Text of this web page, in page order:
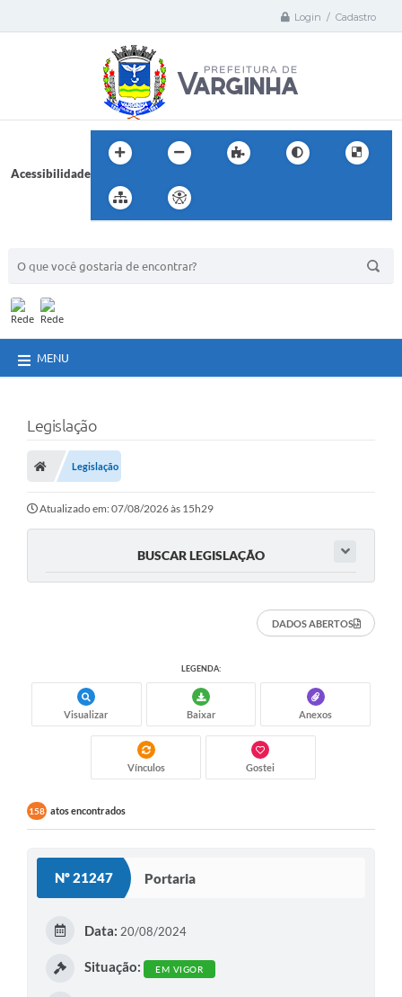
Login / Cadastro
Acessibilidade
MENU
Legislação
Legislação
Atualizado em: 07/08/2026 às 15h29
BUSCAR LEGISLAÇÃO
DADOS ABERTOS
LEGENDA:
Visualizar Baixar Anexos
Vínculos Gostei
158 atos encontrados
Nº 21247 Portaria
Data: 20/08/2024
Situação: EM VIGOR